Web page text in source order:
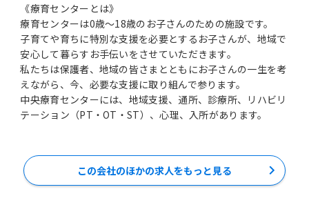
《療育センターとは》
療育センターは0歳～18歳のお子さんのための施設です。
子育てや育ちに特別な支援を必要とするお子さんが、地域で
安心して暮らすお手伝いをさせていただきます。
私たちは保護者、地域の皆さまとともにお子さんの一生を考
えながら、今、必要な支援に取り組んで参ります。
中央療育センターには、地域支援、通所、診療所、リハビリ
テーション（PT・OT・ST）、心理、入所があります。
この会社のほかの求人をもっと見る